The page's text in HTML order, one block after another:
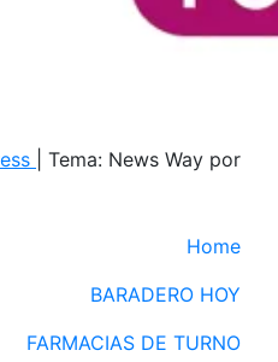
Tema: News Way por
Home
BARADERO HOY
FARMACIAS DE TURNO